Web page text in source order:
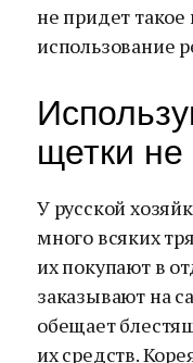
не придет
использование
щетки
У русской
много всяких
их покупают в
заказывают на
обещает
их средств.